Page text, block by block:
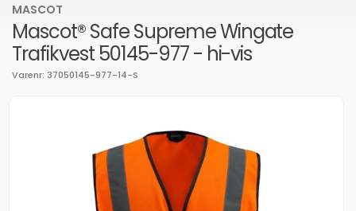
MASCOT
Mascot® Safe Supreme Wingate
Trafikvest 50145-977 - hi-vis
Varenr: 37050145-977-14-S